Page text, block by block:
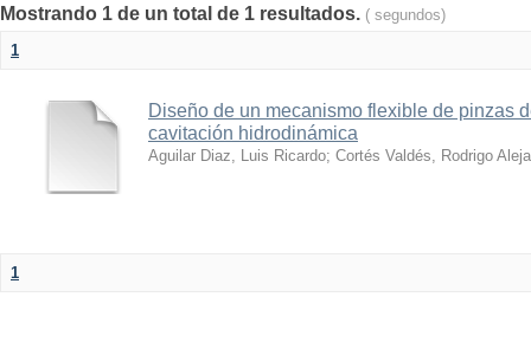
Mostrando 1 de un total de 1 resultados. ( segundos)
1
Diseño de un mecanismo flexible de pinzas
cavitación hidrodinámica
Aguilar Diaz, Luis Ricardo; Cortés Valdés, Rodrigo
1